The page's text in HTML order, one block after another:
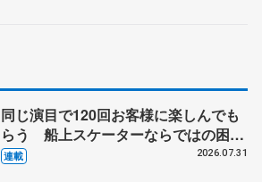
同じ演目で120回お客様に楽しんでも
らう 船上スケーターならではの困難
とは 影響あったPIW前キャプテン松
連載 2026.07.31